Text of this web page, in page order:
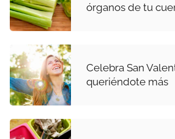
órganos de tu
Celebra San
queriéndote más